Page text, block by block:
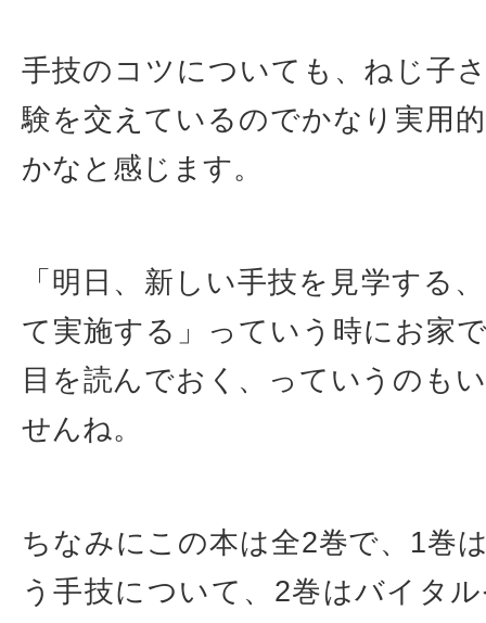
手技のコツについても、ねじ子
験を交えているのでかなり実用
かなと感じます。
「明日、新しい手技を見学する
て実施する」っていう時にお家
目を読んでおく、っていうのも
せんね。
ちなみにこの本は全2巻で、1巻
う手技について、2巻はバイタ